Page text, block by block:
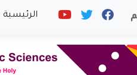
الرئيسية